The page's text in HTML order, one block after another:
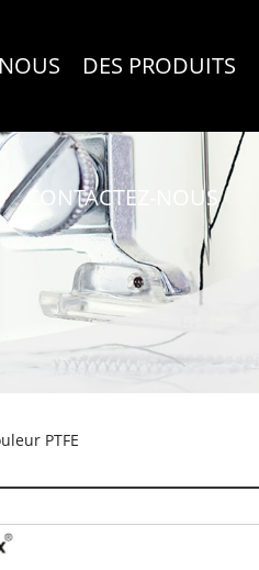
DES PRODUITS
CONTACTEZ-NOUS
PTFE